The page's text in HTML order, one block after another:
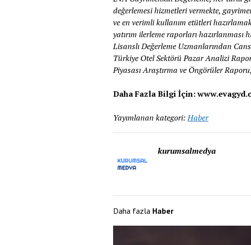
değerlemesi hizmetleri vermekte,
ve en verimli kullanım etütleri
yatırım ilerleme raporları
Lisanslı Değerleme Uzmanlarından
Türkiye Otel Sektörü Pazar Analizi
Piyasası Araştırma ve Öngörüler
Daha Fazla Bilgi İçin:
Yayımlanan kategori: Haber
kurumsalmedya
Daha fazla Haber